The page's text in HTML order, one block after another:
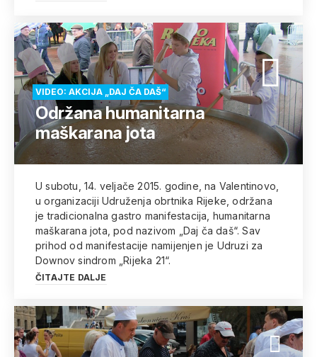
VIDEO: AKCIJA „DAJ ČA DAŠ“
Održana humanitarna
maškarana jota
U subotu, 14. veljače 2015. godine, na Valentinovo,
u organizaciji Udruženja obrtnika Rijeke, održana
je tradicionalna gastro manifestacija, humanitarna
maškarana jota, pod nazivom „Daj ča daš“. Sav
prihod od manifestacije namijenjen je Udruzi za
Downov sindrom „Rijeka 21“.
ČITAJTE DALJE